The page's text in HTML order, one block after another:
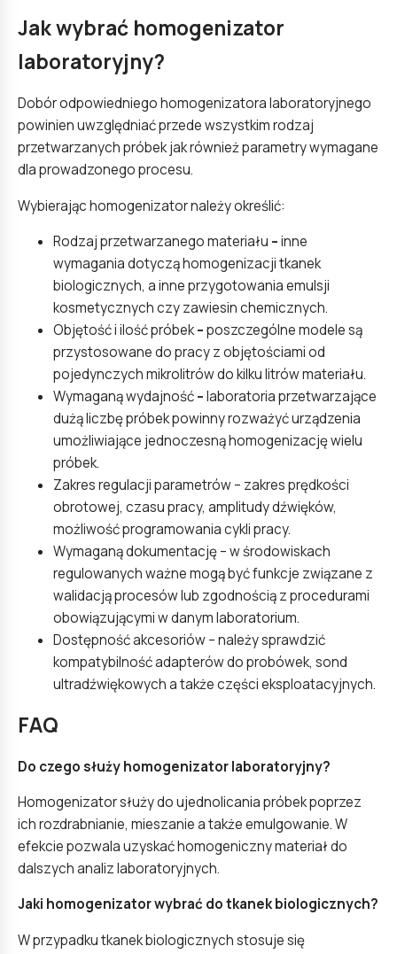
Jak wybrać homogenizator
laboratoryjny?
Dobór odpowiedniego homogenizatora laboratoryjnego
powinien uwzględniać przede wszystkim rodzaj
przetwarzanych próbek jak również parametry wymagane
dla prowadzonego procesu.
Wybierając homogenizator należy określić:
Rodzaj przetwarzanego materiału –inne
wymagania dotyczą homogenizacji tkanek
biologicznych, a inne przygotowania emulsji
kosmetycznych czy zawiesin chemicznych.
Objętość i ilość próbek–poszczególne modele są
przystosowane do pracy z objętościami od
pojedynczych mikrolitrów do kilku litrów materiału.
Wymaganą wydajność–laboratoria przetwarzające
dużą liczbę próbek powinny rozważyć urządzenia
umożliwiające jednoczesną homogenizację wielu
próbek.
Zakres regulacji parametrów – zakres prędkości
obrotowej, czasu pracy, amplitudy dźwięków,
możliwość programowania cykli pracy.
Wymaganą dokumentację – w środowiskach
regulowanych ważne mogą być funkcje związane z
walidacją procesów lub zgodnością z procedurami
obowiązującymi w danym laboratorium.
Dostępność akcesoriów – należy sprawdzić
kompatybilność adapterów do probówek, sond
ultradźwiękowych a także części eksploatacyjnych.
FAQ
Do czego służy homogenizator laboratoryjny?
Homogenizator służy do ujednolicania próbek poprzez
ich rozdrabnianie, mieszanie a także emulgowanie. W
efekcie pozwala uzyskać homogeniczny materiał do
dalszych analiz laboratoryjnych.
Jaki homogenizator wybrać do tkanek biologicznych?
W przypadku tkanek biologicznych stosuje się